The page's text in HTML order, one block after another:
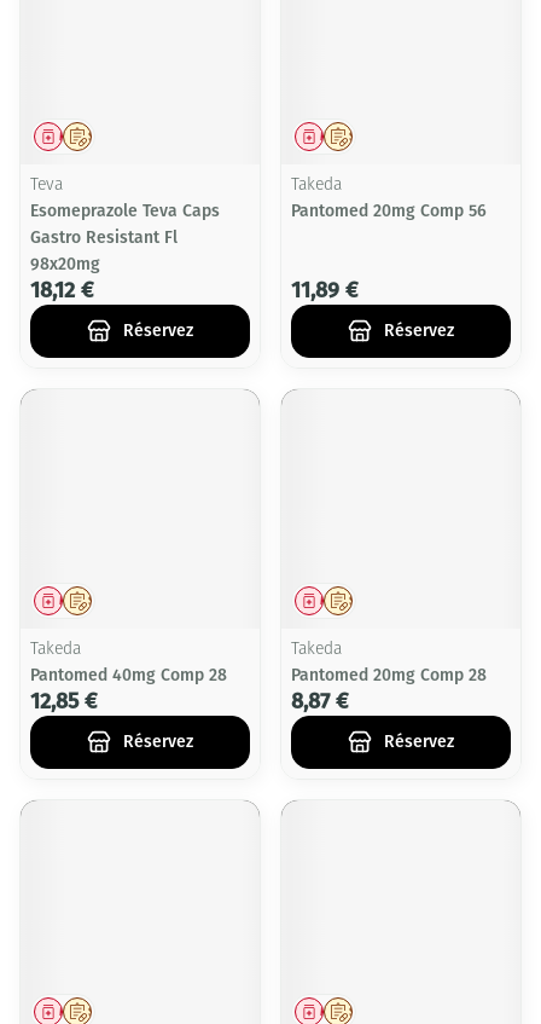
Sur prescription
Médicament
Teva
Esomeprazole Teva Caps
Gastro Resistant Fl
98x20mg
18,12 €
Réservez
Sur prescription
Médicament
Takeda
Pantomed 20mg Comp 56
11,89 €
Réservez
Sur prescription
Médicament
Takeda
Pantomed 40mg Comp 28
12,85 €
Réservez
Sur prescription
Médicament
Takeda
Pantomed 20mg Comp 28
8,87 €
Réservez
Sur prescription
Médicament Sur prescription
Médicament